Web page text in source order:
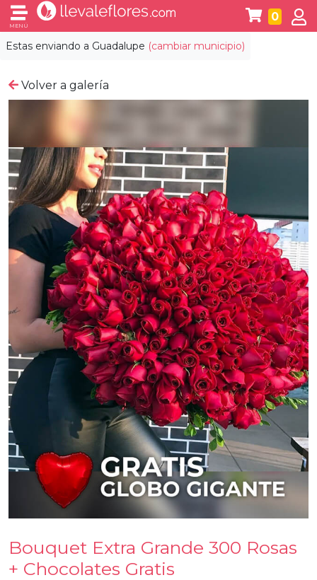
Estas enviando a Guadalupe (cambiar municipio)
MENÚ
0
Volver a galería
Bouquet Extra Grande 300 Rosas
+ Chocolates Gratis